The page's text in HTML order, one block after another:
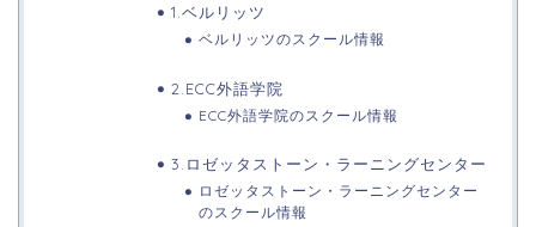
1.ベルリッツ
ベルリッツのスクール情報
2.ECC外語学院
ECC外語学院のスクール情報
3.ロゼッタストーン・ラーニングセンター
ロゼッタストーン・ラーニングセンター
のスクール情報